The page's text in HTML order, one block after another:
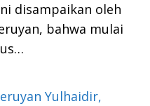
disampaikan oleh
bahwa mulai
Yulhaidir,